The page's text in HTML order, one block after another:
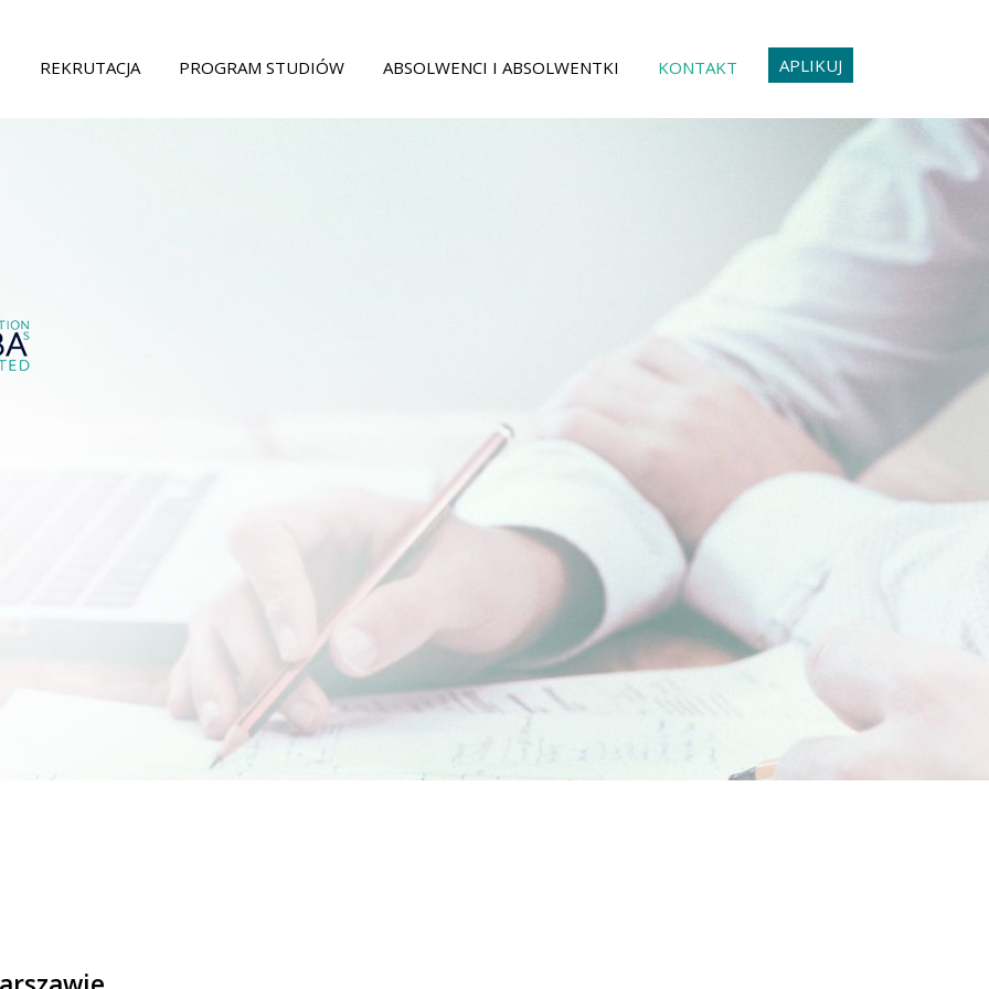
REKRUTACJA PROGRAM STUDIÓW ABSOLWENCI I ABSOLWENTKI KONTAKT APLIKUJ